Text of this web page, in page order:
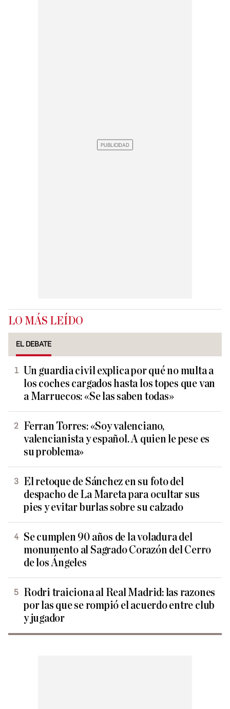
LO MÁS LEÍDO
EL DEBATE
Un guardia civil explica por qué no multa a
los coches cargados hasta los topes que van
a Marruecos: «Se las saben todas»
Ferran Torres: «Soy valenciano,
valencianista y español. A quien le pese es
su problema»
El retoque de Sánchez en su foto del
despacho de La Mareta para ocultar sus
pies y evitar burlas sobre su calzado
Se cumplen 90 años de la voladura del
monumento al Sagrado Corazón del Cerro
de los Ángeles
Rodri traiciona al Real Madrid: las razones
por las que se rompió el acuerdo entre club
y jugador